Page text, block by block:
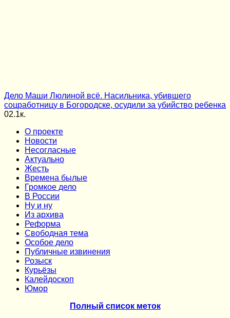
Дело Маши Люлиной всё. Насильника, убившего
соцработницу в Богородске, осудили за убийство ребенка
02.1к.
О проекте
Новости
Несогласные
Актуально
Жесть
Времена былые
Громкое дело
В России
Ну и ну
Из архива
Реформа
Cвободная тема
Особое дело
Публичные извинения
Розыск
Курьёзы
Калейдоскоп
Юмор
Полный список меток